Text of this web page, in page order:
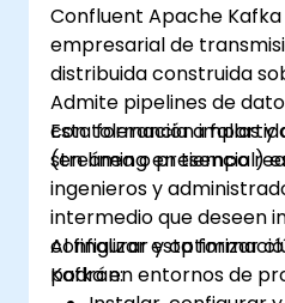
Confluent Apache
empresarial de
distribuida construida
Admite pipelines de
con tolerancia a fallas y
streaming en tiempo
Esta formación
(en línea o presencial)
ingenieros y
intermedio que deseen
configurar y optimizar
Kafka en entornos de
Al finalizar esta
podrán: